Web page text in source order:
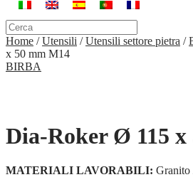
Home /Utensili /Utensili settore pietra /
x 50 mm M14
BIRBA
Dia-Roker Ø 115 x
MATERIALI LAVORABILI: Granito